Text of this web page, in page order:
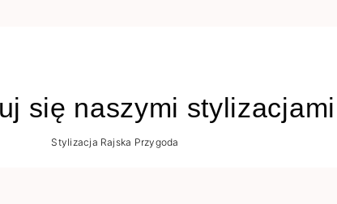
się naszymi stylizacjami
Stylizacja Rajska Przygoda